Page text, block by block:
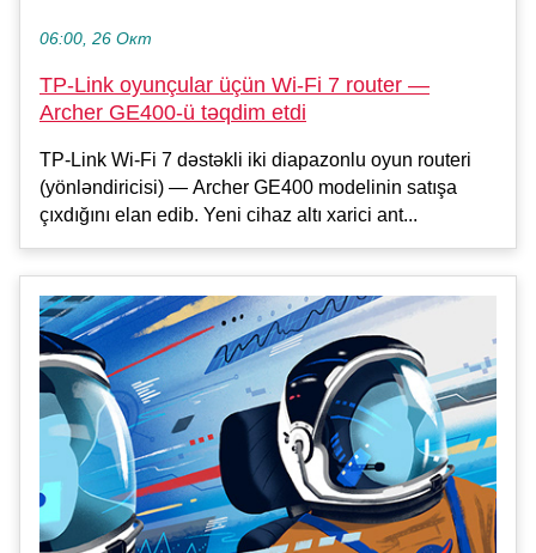
06:00, 26 Окт
TP-Link oyunçular üçün Wi-Fi 7 router —
Archer GE400-ü təqdim etdi
TP-Link Wi-Fi 7 dəstəkli iki diapazonlu oyun routeri
(yönləndiricisi) — Archer GE400 modelinin satışa
çıxdığını elan edib. Yeni cihaz altı xarici ant...